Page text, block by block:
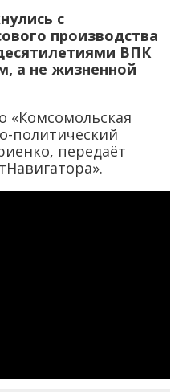
с
производства
ВПК
а не жизненной
«Комсомольская
политический
передаёт